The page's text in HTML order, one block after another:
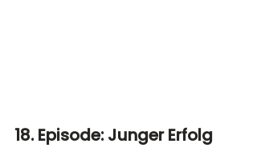
18. Episode: Junger Erfolg